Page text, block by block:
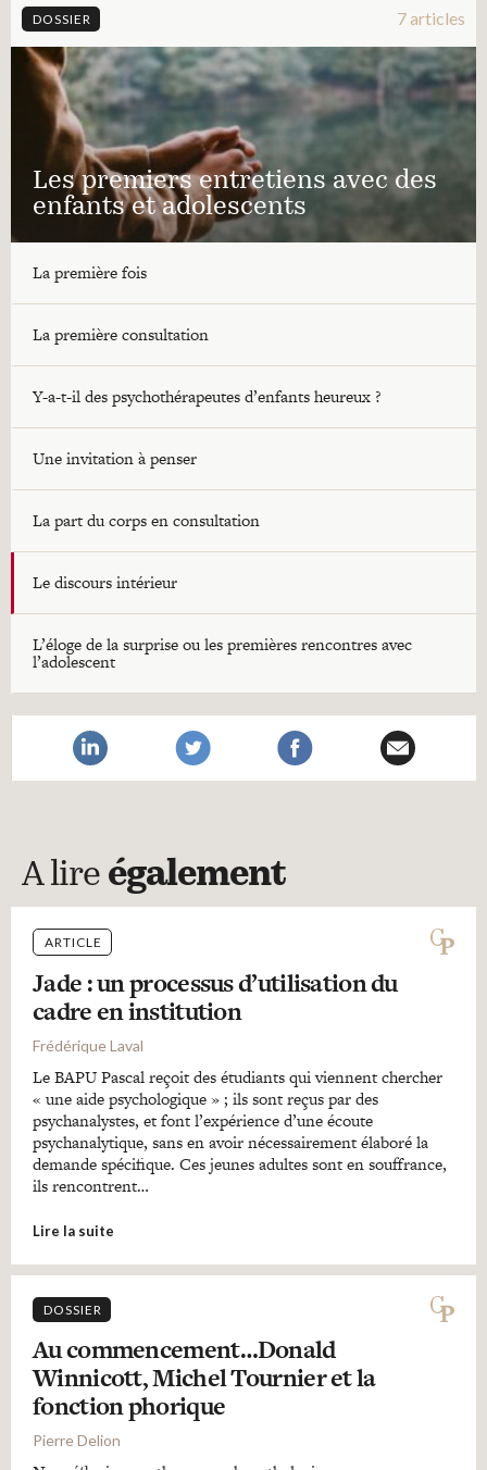
DOSSIER 7 articles
Les premiers entretiens avec des
enfants et adolescents
La première fois
La première consultation
Y-a-t-il des psychothérapeutes d’enfants heureux ?
Une invitation à penser
La part du corps en consultation
Le discours intérieur
L’éloge de la surprise ou les premières rencontres avec
l’adolescent
A lire également
ARTICLE
Jade : un processus d’utilisation du
cadre en institution
Frédérique Laval
Le BAPU Pascal reçoit des étudiants qui viennent chercher
« une aide psychologique » ; ils sont reçus par des
psychanalystes, et font l’expérience d’une écoute
psychanalytique, sans en avoir nécessairement élaboré la
demande spécifique. Ces jeunes adultes sont en souffrance,
ils rencontrent…
Lire la suite
DOSSIER
Au commencement…Donald
Winnicott, Michel Tournier et la
fonction phorique
Pierre Delion